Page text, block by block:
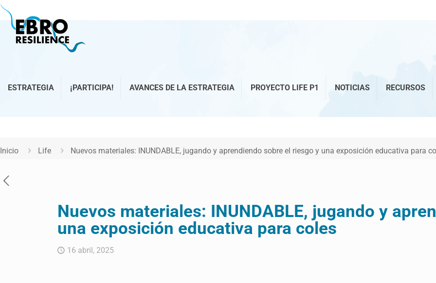
ESTRATEGIA ¡PARTICIPA! AVANCES DE LA ESTRATEGIA PROYECTO LIFE P1 NOTICIAS RECURSOS
Inicio Life Nuevos materiales: INUNDABLE, jugando y aprendiendo sobre el riesgo y una exposición educativa para
Nuevos materiales: INUNDABLE, jugando y
una exposición educativa para coles
16 abril, 2025